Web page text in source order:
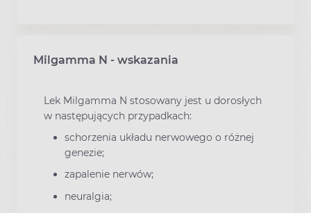
Milgamma N - wskazania
Lek Milgamma N stosowany jest u dorosłych
w następujących przypadkach:
schorzenia układu nerwowego o różnej
genezie;
zapalenie nerwów;
neuralgia;